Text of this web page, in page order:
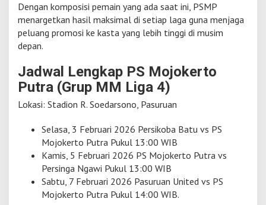
Dengan komposisi pemain yang ada saat ini, PSMP
menargetkan hasil maksimal di setiap laga guna menjaga
peluang promosi ke kasta yang lebih tinggi di musim
depan.
Jadwal Lengkap PS Mojokerto
Putra (Grup MM Liga 4)
Lokasi: Stadion R. Soedarsono, Pasuruan
Selasa, 3 Februari 2026 Persikoba Batu vs PS
Mojokerto Putra Pukul 13:00 WIB
Kamis, 5 Februari 2026 PS Mojokerto Putra vs
Persinga Ngawi Pukul 13:00 WIB
Sabtu, 7 Februari 2026 Pasuruan United vs PS
Mojokerto Putra Pukul 14:00 WIB.